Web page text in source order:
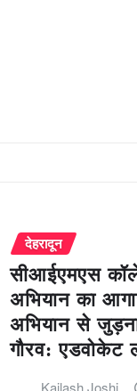
देहरादून
सीआईएमएस
अभियान का
अभियान से
गौरव: एडवोकेट